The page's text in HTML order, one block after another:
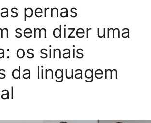
pernas
sem dizer uma
os sinais
da linguagem